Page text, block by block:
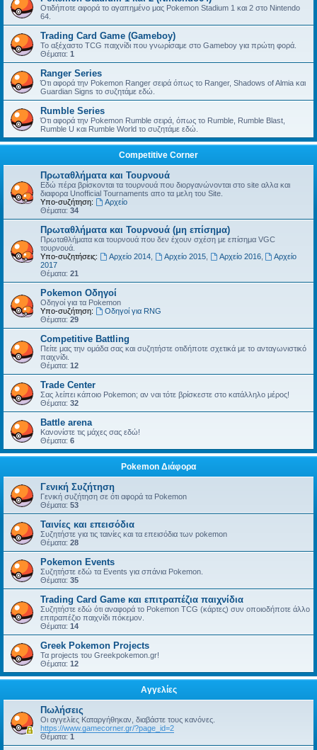
Οτιδήποτε αφορά το αγαπημένο μας Pokemon Stadium 1 και 2 στο Nintendo
64.
Trading Card Game (Gameboy)
Το αξέχαστο TCG παιχνίδι που γνωρίσαμε στο Gameboy για πρώτη φορά.
Θέματα: 1
Ranger Series
Ότι αφορά την Pokemon Ranger σειρά όπως το Ranger, Shadows of Almia και
Guardian Signs το συζητάμε εδώ.
Rumble Series
Ότι αφορά την Pokemon Rumble σειρά, όπως το Rumble, Rumble Blast,
Rumble U και Rumble World το συζητάμε εδώ.
Competitive Corner
Πρωταθλήματα και Τουρνουά
Εδώ πέρα βρίσκονται τα τουρνουά που διοργανώνονται στο site αλλα και
διαφορα Unofficial Tournaments απο τα μελη του Site.
Υπο-συζήτηση:
Αρχείο
Θέματα: 34
Πρωταθλήματα και Τουρνουά (μη επίσημα)
Πρωταθλήματα και τουρνουά που δεν έχουν σχέση με επίσημα VGC
τουρνουά.
Υπο-συζητήσεις:
Αρχείο 2014, Αρχείο 2015, Αρχείο 2016,
Αρχείο
2017
Θέματα: 21
Pokemon Οδηγοί
Οδηγοί για τα Pokemon
Υπο-συζήτηση:
Οδηγοί για RNG
Θέματα: 29
Competitive Battling
Πείτε μας την ομάδα σας και συζητήστε οτιδήποτε σχετικά με το ανταγωνιστικό
παιχνίδι.
Θέματα: 12
Trade Center
Σας λείπει κάποιο Pokemon; αν ναι τότε βρίσκεστε στο κατάλληλο μέρος!
Θέματα: 32
Battle arena
Κανονίστε τις μάχες σας εδώ!
Θέματα: 6
Pokemon Διάφορα
Γενική Συζήτηση
Γενική συζήτηση σε ότι αφορά τα Pokemon
Θέματα: 53
Ταινίες και επεισόδια
Συζητήστε για τις ταινίες και τα επεισόδια των pokemon
Θέματα: 28
Pokemon Events
Συζητήστε εδώ τα Events για σπάνια Pokemon.
Θέματα: 35
Trading Card Game και επιτραπέζια παιχνίδια
Συζητήστε εδώ ότι αναφορά το Pokemon TCG (κάρτες) συν οποιοδήποτε άλλο
επιτραπέζιο παιχνίδι πόκεμον.
Θέματα: 14
Greek Pokemon Projects
Τα projects του Greekpokemon.gr!
Θέματα: 12
Αγγελίες
Πωλήσεις
Οι αγγελίες Καταργήθηκαν, διαβάστε τους κανόνες.
https://www.gamecorner.gr/?page_id=2
Θέματα: 1